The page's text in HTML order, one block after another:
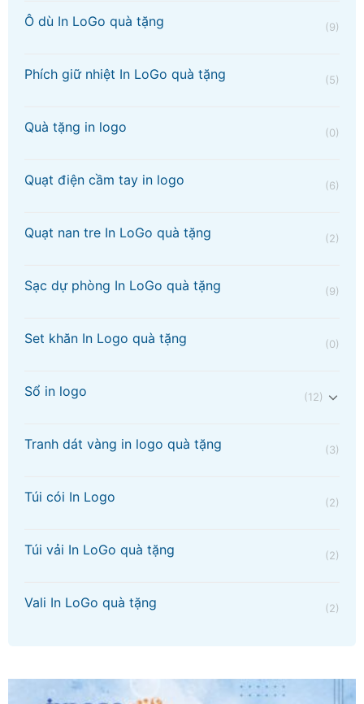
Ô dù In LoGo quà tặng (9)
Phích giữ nhiệt In LoGo quà tặng (5)
Quà tặng in logo (0)
Quạt điện cầm tay in logo (6)
Quạt nan tre In LoGo quà tặng (2)
Sạc dự phòng In LoGo quà tặng (9)
Set khăn In Logo quà tặng (0)
Sổ in logo (12)
Tranh dát vàng in logo quà tặng (3)
Túi cói In Logo (2)
Túi vải In LoGo quà tặng (2)
Vali In LoGo quà tặng (2)